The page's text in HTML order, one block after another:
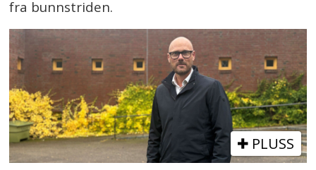
fra bunnstriden.
PLUSS